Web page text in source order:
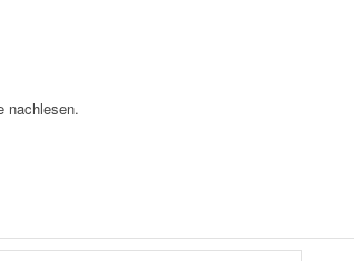
nachlesen.